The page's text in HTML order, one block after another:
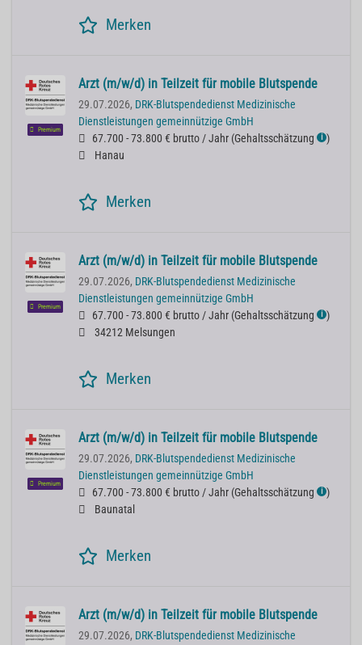
Merken
Premium
Arzt (m/w/d) in Teilzeit für mobile Blutspende
29.07.2026, DRK-Blutspendedienst Medizinische
Dienstleistungen gemeinnützige GmbH
67.700 - 73.800 € brutto / Jahr (Gehaltsschätzung ℹ )
Hanau
Merken
Premium
Arzt (m/w/d) in Teilzeit für mobile Blutspende
29.07.2026, DRK-Blutspendedienst Medizinische
Dienstleistungen gemeinnützige GmbH
67.700 - 73.800 € brutto / Jahr (Gehaltsschätzung ℹ )
34212 Melsungen
Merken
Premium
Arzt (m/w/d) in Teilzeit für mobile Blutspende
29.07.2026, DRK-Blutspendedienst Medizinische
Dienstleistungen gemeinnützige GmbH
67.700 - 73.800 € brutto / Jahr (Gehaltsschätzung ℹ )
Baunatal
Merken
Arzt (m/w/d) in Teilzeit für mobile Blutspende
29.07.2026, DRK-Blutspendedienst Medizinische